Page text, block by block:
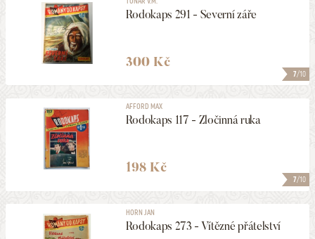
7/10
Rodokaps 291 - Severní záře
300 Kč
7/10
AFFORD MAX
Rodokaps 117 - Zločinná ruka
198 Kč
HORN JAN
Rodokaps 273 - Vítězné přátelství